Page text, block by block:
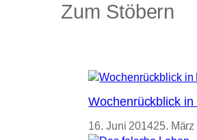
Zum Stöbern
Wochenrückblick in
16. Juni 201425. März